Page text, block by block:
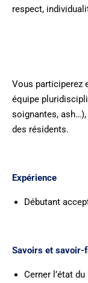
respect,
Vous participerez
équipe
soignantes,
des résidents.
Expérience
Débutant
Savoirs et savoir-
Cerner l’état